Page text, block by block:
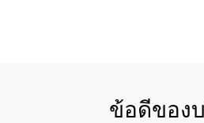
ข้อดีของ